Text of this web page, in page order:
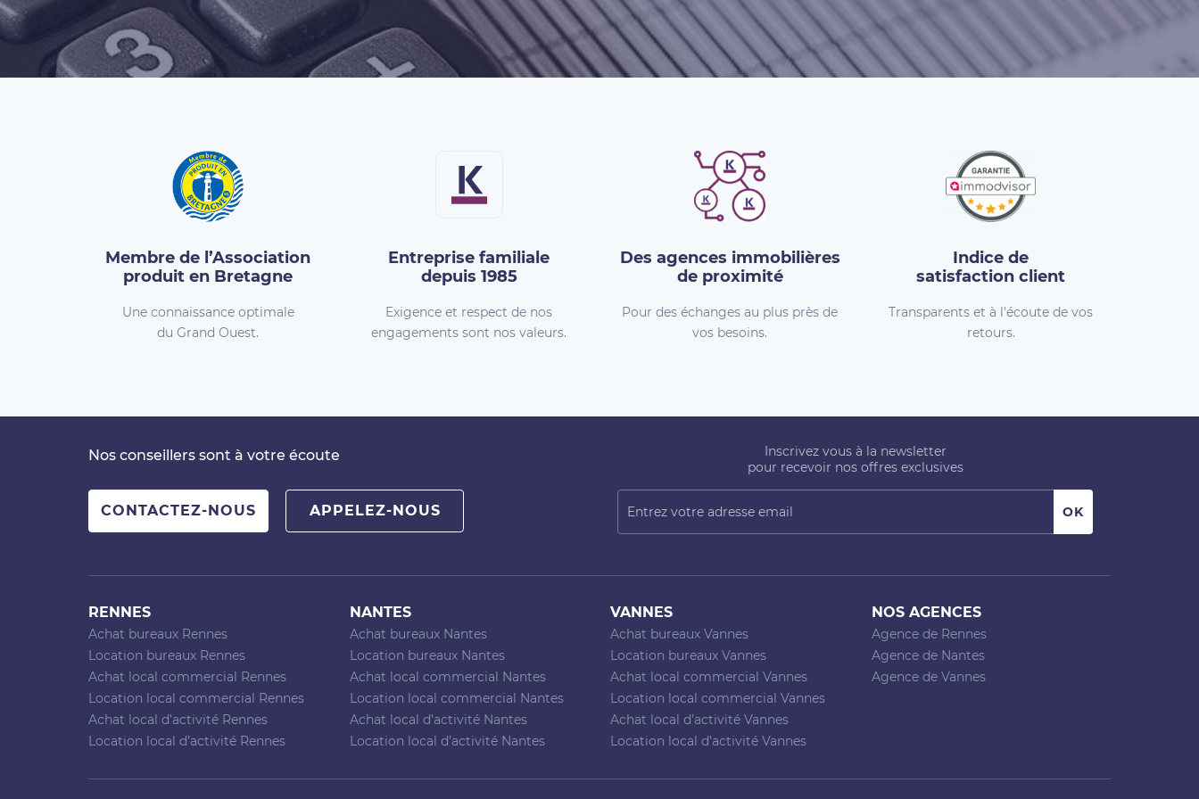
Membre de l’Association
produit en Bretagne
Une connaissance optimale
du Grand Ouest.
Entreprise familiale
depuis 1985
Exigence et respect de nos
engagements sont nos valeurs.
Des agences immobilières
de proximité
Pour des échanges au plus près de
vos besoins.
Indice de
satisfaction client
Transparents et à l'écoute de vos
retours.
Nos conseillers sont à votre écoute
CONTACTEZ-NOUS APPELEZ-NOUS
Inscrivez vous à la newsletter
pour recevoir nos offres exclusives
RENNES
Achat bureaux Rennes
Location bureaux Rennes
Achat local commercial Rennes
Location local commercial Rennes
Achat local d’activité Rennes
Location local d’activité Rennes
NANTES
Achat bureaux Nantes
Location bureaux Nantes
Achat local commercial Nantes
Location local commercial Nantes
Achat local d’activité Nantes
Location local d’activité Nantes
VANNES
Achat bureaux Vannes
Location bureaux Vannes
Achat local commercial Vannes
Location local commercial Vannes
Achat local d’activité Vannes
Location local d’activité Vannes
NOS AGENCES
Agence de Rennes
Agence de Nantes
Agence de Vannes